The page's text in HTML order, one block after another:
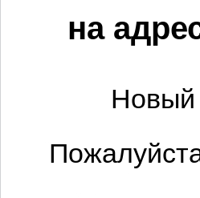
на
Новый